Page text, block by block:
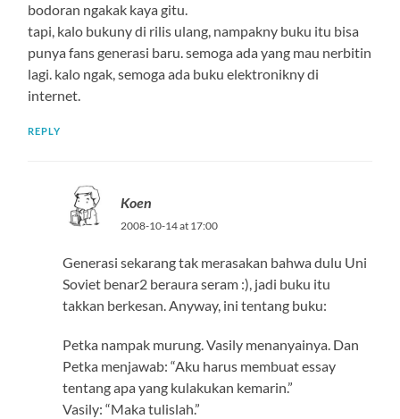
bodoran ngakak kaya gitu.
tapi, kalo bukuny di rilis ulang, nampakny buku itu bisa
punya fans generasi baru. semoga ada yang mau nerbitin
lagi. kalo ngak, semoga ada buku elektronikny di
internet.
REPLY
Koen
2008-10-14 at 17:00
Generasi sekarang tak merasakan bahwa dulu Uni
Soviet benar2 beraura seram :), jadi buku itu
takkan berkesan. Anyway, ini tentang buku:
Petka nampak murung. Vasily menanyainya. Dan
Petka menjawab: “Aku harus membuat essay
tentang apa yang kulakukan kemarin.”
Vasily: “Maka tulislah.”